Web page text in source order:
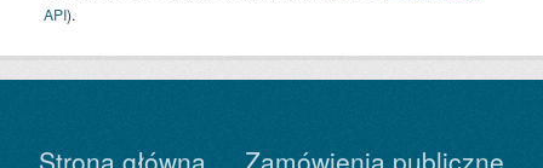
API).
Strona główna Zamówienia publiczne